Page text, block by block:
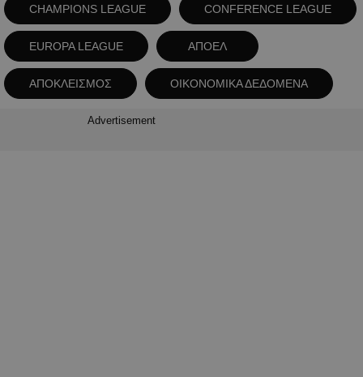
CHAMPIONS LEAGUE CONFERENCE LEAGUE
EUROPA LEAGUE ΑΠΟΕΛ
ΑΠΟΚΛΕΙΣΜΟΣ ΟΙΚΟΝΟΜΙΚΑ ΔΕΔΟΜΕΝΑ
Advertisement